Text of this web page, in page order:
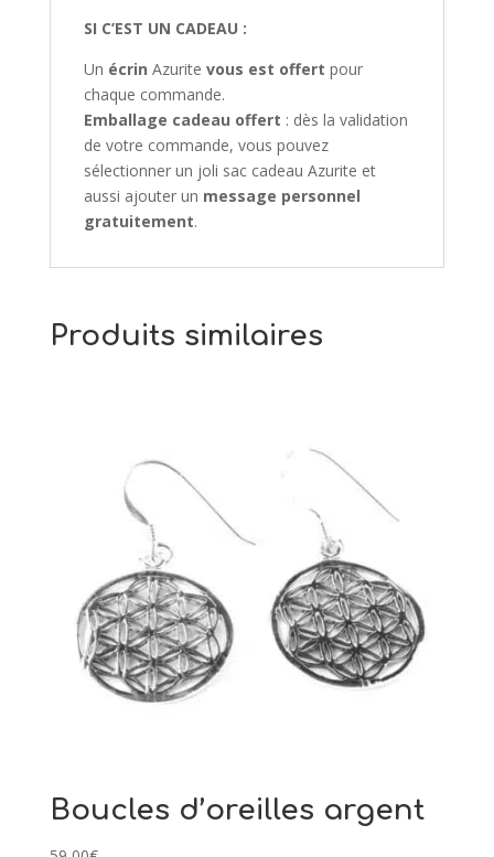
SI C’EST UN CADEAU :
Un écrin Azurite vous est offert pour
chaque commande.
Emballage cadeau offert : dès la validation
de votre commande, vous pouvez
sélectionner un joli sac cadeau Azurite et
aussi ajouter un message personnel
gratuitement.
Produits similaires
Boucles d’oreilles argent